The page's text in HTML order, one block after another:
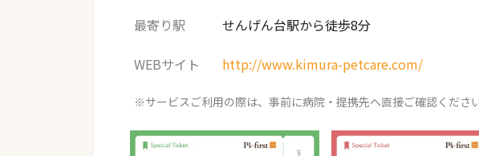
最寄り駅
せんげん台駅から徒歩8分
WEBサイト http://www.kimura-petcare.com/
※サービスご利用の際は、事前に病院・提携先へ直接ご確認ください